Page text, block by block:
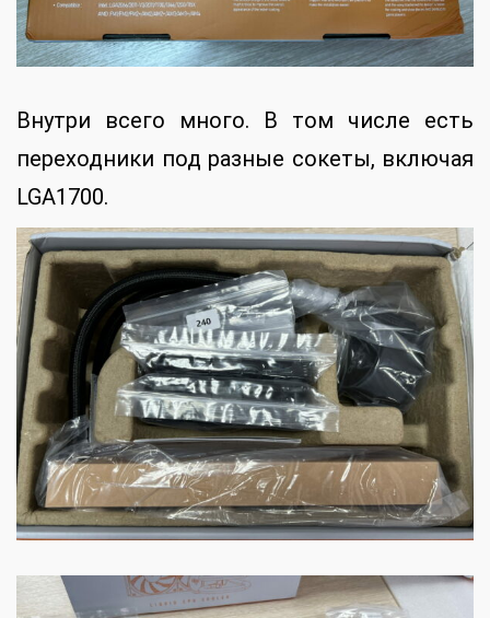
Внутри всего много. В том числе есть
переходники под разные сокеты, включая
LGA1700.